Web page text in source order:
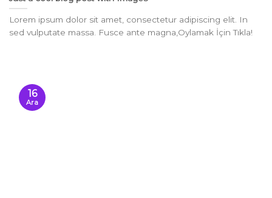
Lorem ipsum dolor sit amet, consectetur adipiscing elit. In
sed vulputate massa. Fusce ante magna,Oylamak İçin Tıkla!
16
Ara